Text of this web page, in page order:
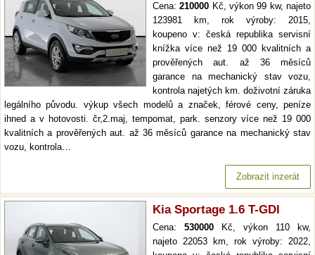
Cena:210000 Kč, výkon 99 kw, najeto
123981 km, rok výroby: 2015,
koupeno v: česká republika servisní
knížka více než 19 000 kvalitních a
prověřených aut. až 36 měsíců
garance na mechanický stav vozu,
kontrola najetých km. doživotní záruka
legálního původu. výkup všech modelů a značek, férové ceny, peníze
ihned a v hotovosti. čr,2.maj, tempomat, park. senzory více než 19 000
kvalitních a prověřených aut. až 36 měsíců garance na mechanický stav
vozu, kontrola…
Zobrazit inzerát
Kia Sportage 1.6 T-GDI
Cena: 530000 Kč, výkon 110 kw,
najeto 22053 km, rok výroby: 2022,